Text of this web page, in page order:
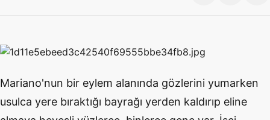
Mariano'nun bir eylem alanında gözlerini yumarken
usulca yere bıraktığı bayrağı yerden kaldırıp eline